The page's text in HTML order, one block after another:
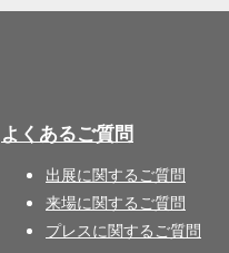
よくあるご質問
出展に関するご質問
来場に関するご質問
プレスに関するご質問